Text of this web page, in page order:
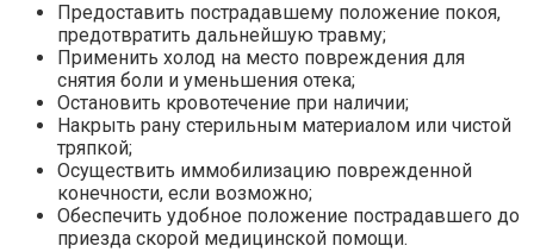
Предоставить пострадавшему положение покоя,
предотвратить дальнейшую травму;
Применить холод на место повреждения для
снятия боли и уменьшения отека;
Остановить кровотечение при наличии;
Накрыть рану стерильным материалом или чистой
тряпкой;
Осуществить иммобилизацию поврежденной
конечности, если возможно;
Обеспечить удобное положение пострадавшего до
приезда скорой медицинской помощи.